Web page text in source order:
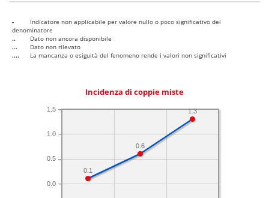
-
Indicatore non applicabile per valore nullo o poco significativo del
denominatore
..
Dato non ancora disponibile
...
Dato non rilevato
....
La mancanza o esiguità del fenomeno rende i valori non significativi
Incidenza di coppie miste
0.0
0.5
1.0
1.5 1.3
0.6
0.1